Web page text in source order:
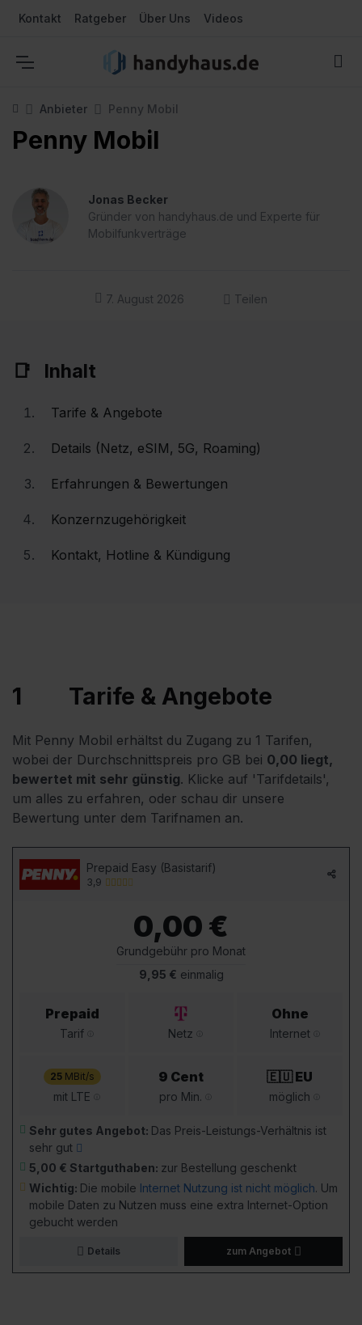
Kontakt Ratgeber Über Uns Videos
Anbieter Penny Mobil
Penny Mobil
Jonas Becker
Gründer von handyhaus.de und Experte für
Mobilfunkverträge
7. August 2026 Teilen
Inhalt
Tarife & Angebote
Details (Netz, eSIM, 5G, Roaming)
Erfahrungen & Bewertungen
Konzernzugehörigkeit
Kontakt, Hotline & Kündigung
1 Tarife & Angebote
Mit Penny Mobil erhältst du Zugang zu 1 Tarifen,
wobei der Durchschnittspreis pro GB bei 0,00 liegt,
bewertet mit sehr günstig. Klicke auf 'Tarifdetails',
um alles zu erfahren, oder schau dir unsere
Bewertung unter dem Tarifnamen an.
Prepaid Easy (Basistarif)
3,9
0,00 €
Grundgebühr pro Monat
9,95 € einmalig
Prepaid
Tarif Netz
Ohne
Internet
25MBit/s
mit LTE
9 Cent
pro Min.
🇪🇺 EU
möglich
Sehr gutes Angebot: Das Preis-Leistungs-Verhältnis ist
sehr gut
5,00 € Startguthaben: zur Bestellung geschenkt
Wichtig: Die mobile Internet Nutzung ist nicht möglich. Um
mobile Daten zu Nutzen muss eine extra Internet-Option
gebucht werden
Details zum Angebot